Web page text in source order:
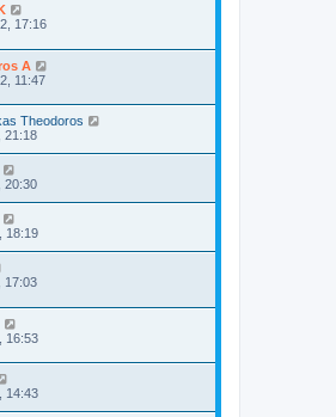
17:16
A
11:47
Theodoros
21:18
20:30
18:19
17:03
16:53
14:43